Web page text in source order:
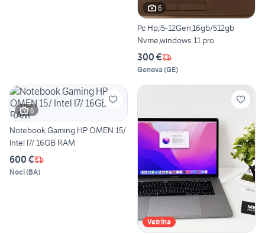
6
Pc Hp,i5-12Gen,16gb/512gb
Nvme,windows 11 pro
300 €
Genova (GE)
6
Notebook Gaming HP OMEN 15/
Intel I7/ 16GB RAM
600 €
Noci(BA)
Vetrina